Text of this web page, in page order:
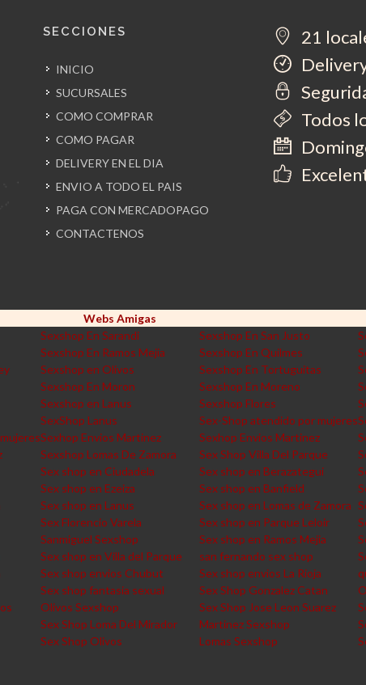
SECCIONES
INICIO
SUCURSALES
COMO COMPRAR
COMO PAGAR
DELIVERY EN EL DIA
ENVIO A TODO EL PAIS
PAGA CON MERCADOPAGO
CONTACTENOS
21
Todos
Webs Amigas
Sexshop En Sarandi Sexshop En San Justo
Sexshop En Ramos Mejia Sexshop En Quilmes
Sexshop en Olivos Sexshop En Tortuguitas
Sexshop En Moron Sexshop En Moreno
Sexshop en Lanus Sexshop Flores
SexShop Lanus Sex-Shop atendido por mujeres
Sexhop Envios Martinez Sexhop Envios Martinez
Sexshop Lomas De Zamora Sex Shop Villa Del Parque
Sex shop en Ciudadela Sex shop en Berazategui
Sex shop en Ezeiza Sex shop en Banfield
Sex shop en Lanus Sex shop en Lomas de Zamora
Sex Florencio Varela Sex shop en Parque Leloir
Sanmiguel Sexshop Sex shop en Ramos Mejia
Sex shop en Villa del Parque san fernando sex shop
Sex shop envios Chubut Sex shop envios La Rioja
Sex shop fantasia sexual Sex Shop Gonzalez Catan
Olivos Sexshop Sex Shop Jose Leon Suarez
Sex Shop Loma Del Mirador Martinez Sexshop
Sex Shop Olivos Lomas Sexshop